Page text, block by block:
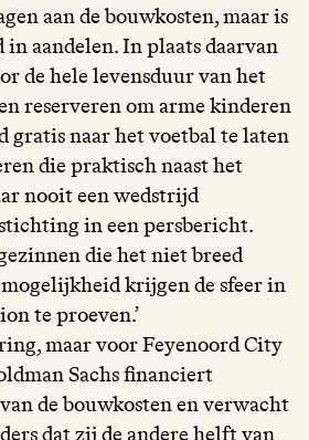
aan de bouwkosten, maar is
in aandelen. In plaats daarvan
de hele levensduur van het
reserveren om arme kinderen
gratis naar het voetbal te laten
die praktisch naast het
nooit een wedstrijd
stichting in een persbericht.
die het niet breed
krijgen de sfeer in
te proeven.’
maar voor Feyenoord City
Sachs financiert
de bouwkosten en verwacht
dat zij de andere helft van